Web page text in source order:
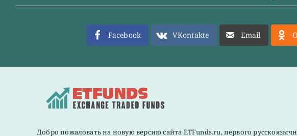
Facebook VKontakte Email
Добро пожаловать на новую версию сайта ETFunds.ru, первого